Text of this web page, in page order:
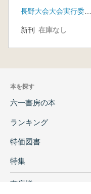
長野大会大会実行委員会
新刊 在庫なし
本を探す
六一書房の本
ランキング
特価図書
特集
書店様へ